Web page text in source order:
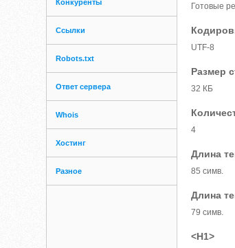
Конкуренты
Ссылки
Robots.txt
Ответ сервера
Whois
Хостинг
Разное
Готовые
UTF-8
Размер
32 КБ
4
Длина
85 симв.
Длина
79 симв.
<H1>